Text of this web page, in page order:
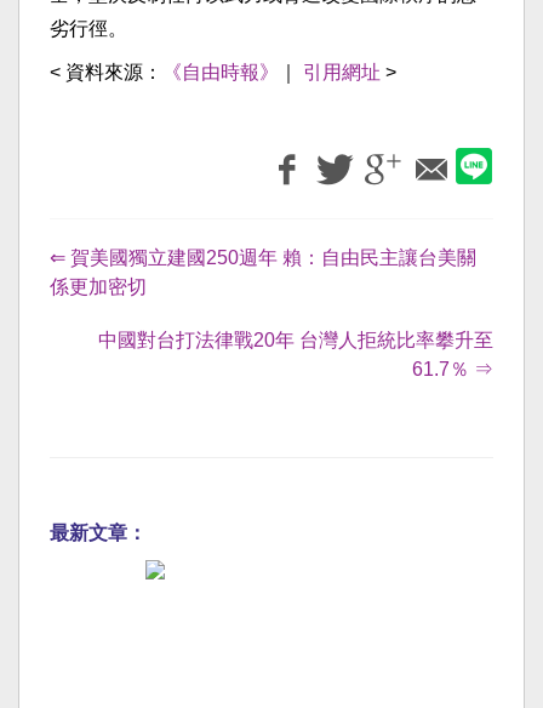
劣行徑。
< 資料來源： 《自由時報》 引用網址 >
⇐ 賀美國獨立建國250週年 賴：自由民主讓台美關
係更加密切
中國對台打法律戰20年 台灣人拒統比率攀升至
61.7％ ⇒
最新文章：